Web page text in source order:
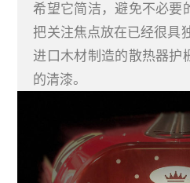
希望它简洁，避免不必要
把关注焦点放在已经很具
进口木材制造的散热器护
的清漆。